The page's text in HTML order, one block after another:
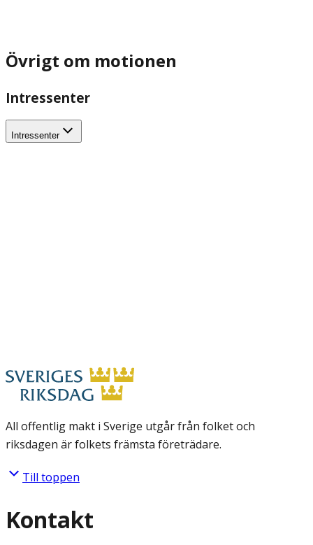
Övrigt om motionen
Intressenter
Intressenter
All offentlig makt i Sverige utgår från folket och
riksdagen är folkets främsta företrädare.
Till toppen
Kontakt